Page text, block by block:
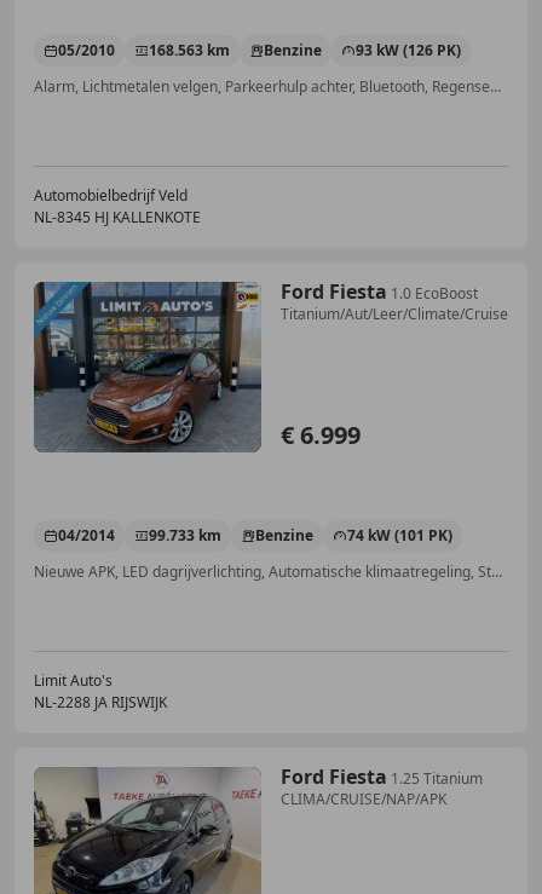
05/2010 168.563 km Benzine
93 kW (126 PK)
Alarm, Lichtmetalen velgen, Parkeerhulp achter, Bluetooth, Regensensor, Voorruitverwarming, Parkeerhulp voor, Airconditioning
Automobielbedrijf Veld
NL-8345 HJ KALLENKOTE
Ford Fiesta 1.0 EcoBoost
Titanium/Aut/Leer/Climate/Cruise/
€ 6.999
04/2014 99.733 km Benzine
74 kW (101 PK)
Nieuwe APK, LED dagrijverlichting, Automatische klimaatregeling, Stoelverwarming, Lichtmetalen velgen, Navigatiesysteem, Spoiler, LED verlichting
Limit Auto's
NL-2288 JA RIJSWIJK
Ford Fiesta 1.25 Titanium
CLIMA/CRUISE/NAP/APK